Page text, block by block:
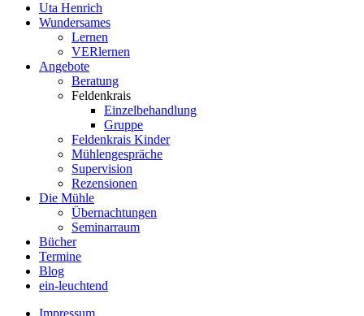
Uta Henrich
Wundersames
Lernen
VERlernen
Angebote
Beratung
Feldenkrais
Einzelbehandlung
Gruppe
Feldenkrais Kinder
Mühlengespräche
Supervision
Rezensionen
Die Mühle
Übernachtungen
Seminarraum
Bücher
Termine
Blog
ein-leuchtend
Impressum